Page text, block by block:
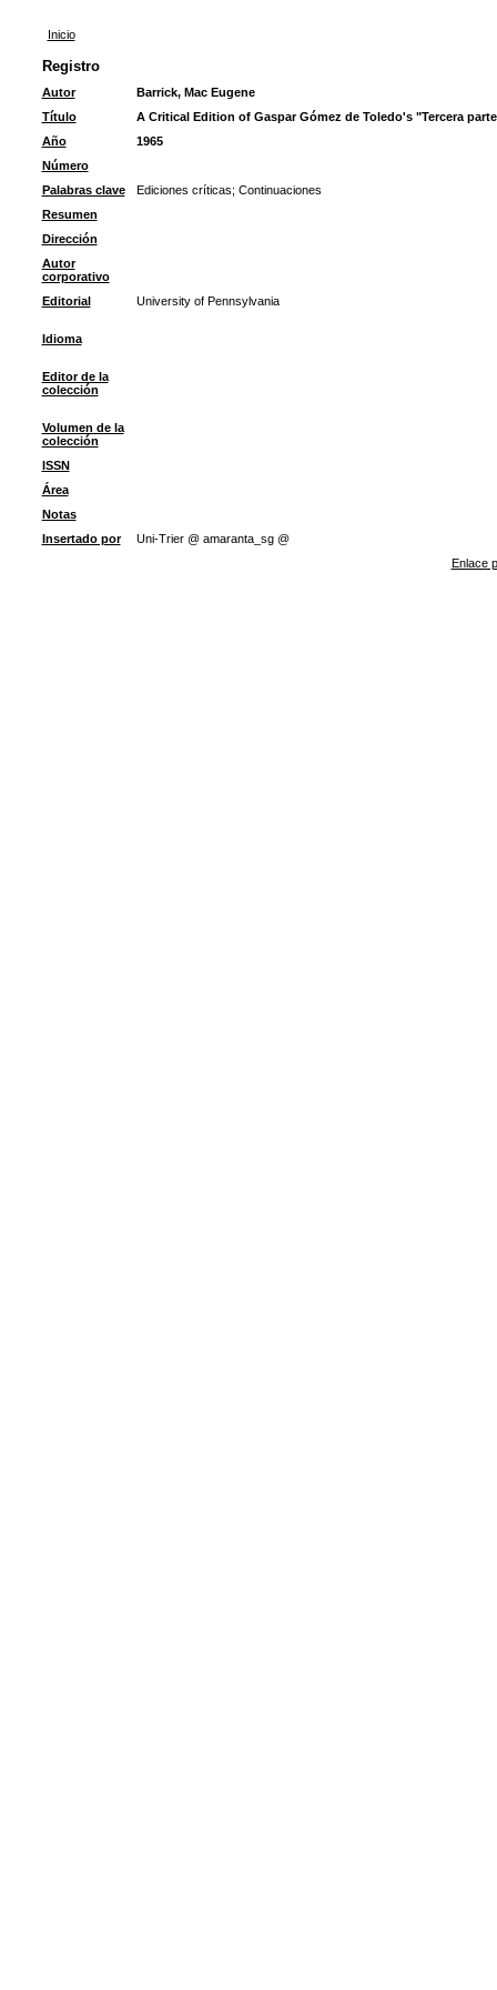
Inicio
Registro
Autor
Barrick, Mac Eugene
Título
A Critical Edition of Gaspar Gómez de Toledo's "Tercera
Año
1965
Número
Palabras clave
Ediciones críticas; Continuaciones
Resumen
Dirección
Autor
corporativo
Editorial
University of Pennsylvania
Idioma
Editor de la
colección
Volumen de la
colección
ISSN
Área
Notas
Insertado por
Uni-Trier @ amaranta_sg @
Enlace